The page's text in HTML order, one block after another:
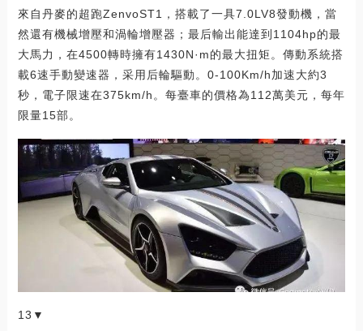
來自丹麥的超跑ZenvoST1，搭載了一具7.0LV8發動機，當
然還有機械增壓和渦輪增壓器；最后輸出能達到1104hp的最
大馬力，在4500轉時擁有1430N·m的最大扭矩。傳動系統搭
載6速手動變速器，采用后輪驅動。0-100Km/h加速大約3
秒，電子限速在375km/h。每臺車的價格為112萬美元，每年
限量15部。
13▼